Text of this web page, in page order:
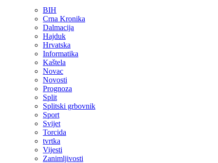
BIH
Crna Kronika
Dalmacija
Hajduk
Hrvatska
Informatika
Kaštela
Novac
Novosti
Prognoza
Split
Splitski grbovnik
Sport
Svijet
Torcida
tvrtka
Vijesti
Zanimljivosti